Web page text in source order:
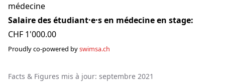
médecine
Salaire des étudiant·e·s en médecine en stage:
CHF 1'000.00
Proudly co-powered byswimsa.ch
Facts & Figures mis à jour: septembre 2021